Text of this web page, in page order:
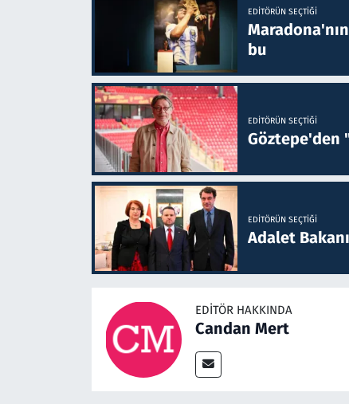
EDITÖRÜN SEÇTIĞI
bu
EDITÖRÜN SEÇTIĞI
Göztepe'den
EDITÖRÜN SEÇTIĞI
Adalet
EDITÖR HAKKINDA
Candan Mert